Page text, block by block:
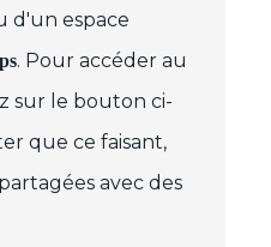
d'un espace
. Pour accéder au
sur le bouton ci-
que ce faisant,
avec des